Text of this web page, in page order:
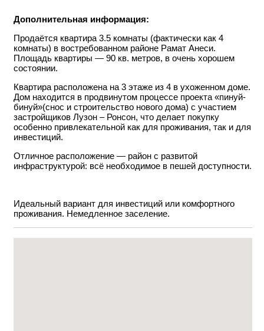
Дополнительная информация:
Продаётся квартира 3.5 комнаты (фактически как 4
комнаты) в востребованном районе Рамат Анеси.
Площадь квартиры — 90 кв. метров, в очень хорошем
состоянии.
Квартира расположена на 3 этаже из 4 в ухоженном доме.
Дом находится в продвинутом процессе проекта «пинуй-
бинуй»(снос и строительство нового дома) с участием
застройщиков Лузон – Ронсон, что делает покупку
особенно привлекательной как для проживания, так и для
инвестиций.
Отличное расположение — район с развитой
инфраструктурой: всё необходимое в пешей доступности.
Идеальный вариант для инвестиций или комфортного
проживания. Немедленное заселение.